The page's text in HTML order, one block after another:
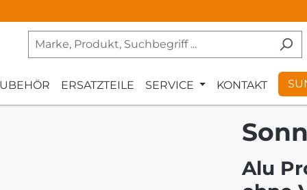
ERSATZTEILE SERVICE KONTAKT
Alu